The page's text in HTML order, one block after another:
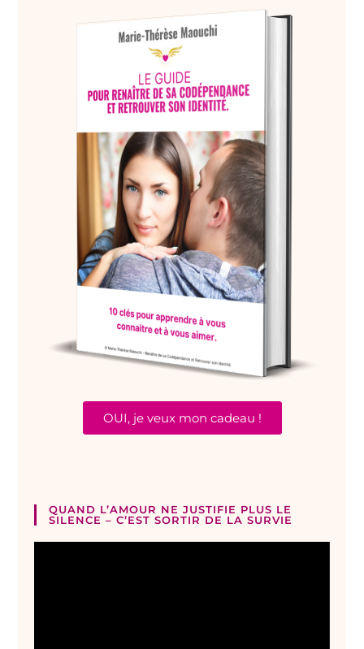
OUI, je veux mon cadeau !
QUAND L’AMOUR NE JUSTIFIE PLUS LE
SILENCE – C’EST SORTIR DE LA SURVIE